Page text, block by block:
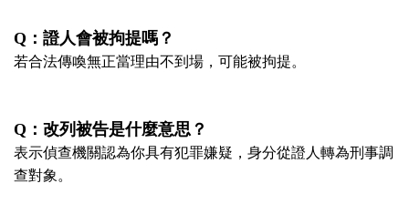
Q ：證人會被拘提嗎？
若合法傳喚無正當理由不到場，可能被拘提。
Q ：改列被告是什麼意思？
表示偵查機關認為你具有犯罪嫌疑，身分從證人轉為刑事調
查對象。